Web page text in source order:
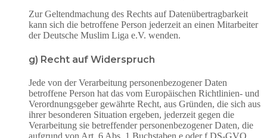
Zur Geltendmachung des Rechts auf Datenübertragbarkeit
kann sich die betroffene Person jederzeit an einen Mitarbeiter
der Deutsche Muslim Liga e.V. wenden.
g) Recht auf Widerspruch
Jede von der Verarbeitung personenbezogener Daten
betroffene Person hat das vom Europäischen Richtlinien- und
Verordnungsgeber gewährte Recht, aus Gründen, die sich aus
ihrer besonderen Situation ergeben, jederzeit gegen die
Verarbeitung sie betreffender personenbezogener Daten, die
aufgrund von Art. 6 Abs. 1 Buchstaben e oder f DS-GVO